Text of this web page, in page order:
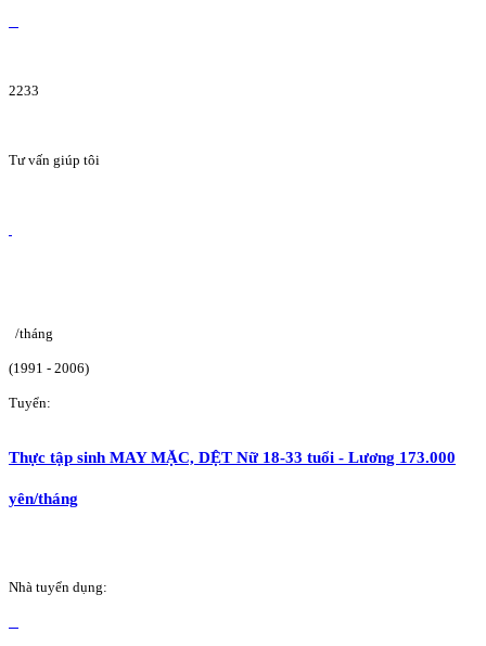
2233
Tư vấn giúp tôi
/tháng
(1991 - 2006)
Tuyển:
Thực tập sinh MAY MẶC, DỆT Nữ 18-33 tuổi - Lương 173.000
yên/tháng
Nhà tuyển dụng: